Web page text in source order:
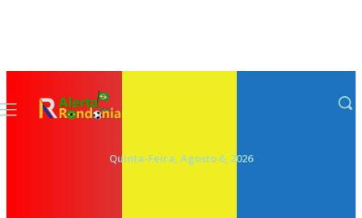
Quinta-Feira, Agosto 6, 2026